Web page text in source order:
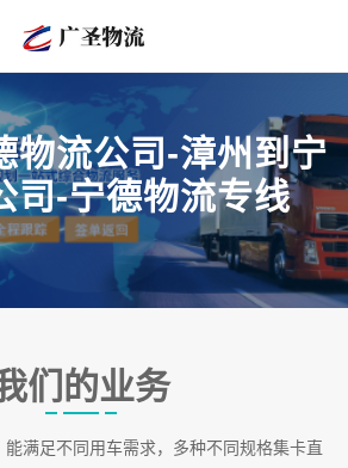
物流公司-漳州到宁
司-宁德物流专线
们的业务
满足不同用车需求，多种不同规格集卡直